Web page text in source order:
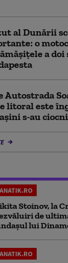
al Dunării
o
a doi
Autostrada
litoral este
s-au
Stoinov, la
de
lui